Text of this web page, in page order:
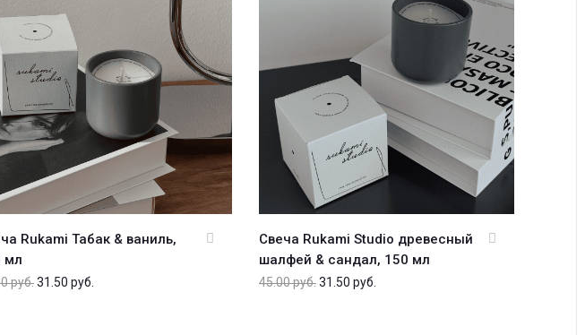
Rukami Табак & ваниль,
мл
руб.31.50 руб.
Свеча Rukami Studio древесный
шалфей & сандал, 150 мл
45.00руб.31.50 руб.